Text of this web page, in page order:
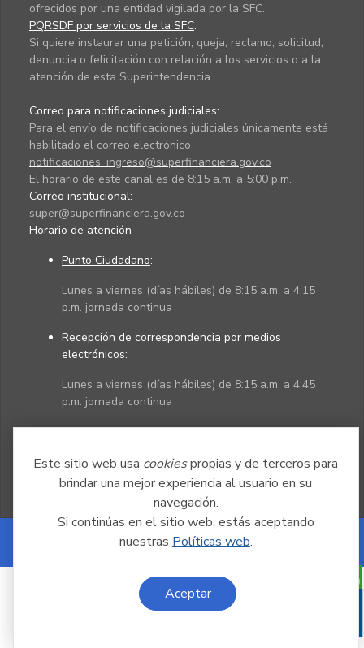
Este sitio web usa cookiespropias y de terceros para
brindar una mejor experiencia al usuario en su
navegación.
Si continúas en el sitio web, estás aceptando
nuestras Políticas web.
Aceptar
ofrecidos por una entidad vigilada por la SFC.
PQRSDF por servicios de la SFC:
Si quiere instaurar una petición, queja, reclamo, solicitud,
denuncia o felicitación con relación a los servicios o a la
atención de esta Superintendencia.
Correo para notificaciones judiciales:
Para el envío de notificaciones judiciales únicamente está
habilitado el correo electrónico
notificaciones_ingreso@superfinanciera.gov.co
El horario de este canal es de 8:15 a.m. a 5:00 p.m.
Correo institucional:
super@superfinanciera.gov.co
Horario de atención
Punto Ciudadano:
Lunes a viernes (días hábiles) de 8:15 a.m. a 4:15
p.m. jornada continua
Recepción de correspondencia por medios
electrónicos:
Lunes a viernes (días hábiles) de 8:15 a.m. a 4:45
p.m. jornada continua
Powered by Nexura